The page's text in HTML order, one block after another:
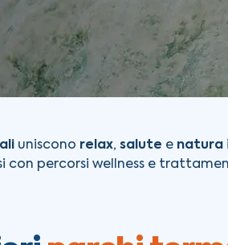
uniscono relax, salute e natura
con percorsi wellness e